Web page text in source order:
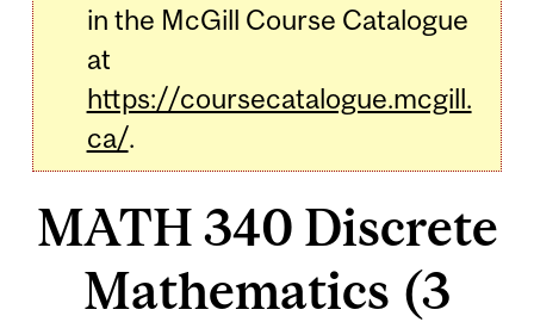
in the McGill Course Catalogue
at
https://coursecatalogue.mcgill.
ca/.
MATH 340 Discrete
Mathematics (3